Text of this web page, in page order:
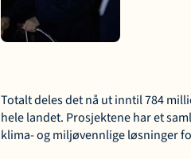
Totalt deles det nå ut inntil 784
hele landet. Prosjektene har et
klima- og miljøvennlige løsninger